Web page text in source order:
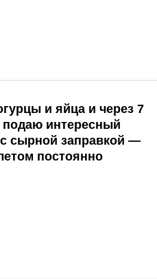
и яйца и через 7
подаю интересный
с сырной заправкой —
постоянно